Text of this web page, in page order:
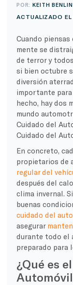
POR:KEITH
ACTUALIZADO
Cuando
mente se
de terror y
si bien octubre
diversión
importante
hecho, hay dos
mundo
Cuidado del
Cuidado del
En concreto,
propietarios de
regular del
después del
clima invernal.
buenas
cuidado del
asegurar
durante todo el
preparado para
¿Qué es